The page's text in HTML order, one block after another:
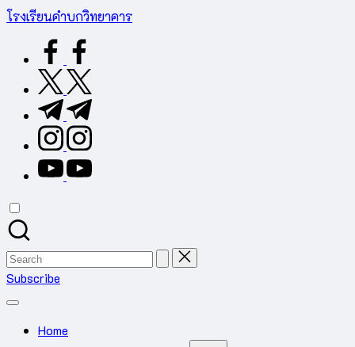
Skip
content
โรงเรียนคำบกวิทยาคาร
อ.คำชะอี
จ.มุกดาหาร
สำนักงาน
เขต
การ
ศึกษา
มุกดาหาร
facebook.com
twitter.com
t.me
instagram.com
youtube.com
Search
for:
Subscribe
Home